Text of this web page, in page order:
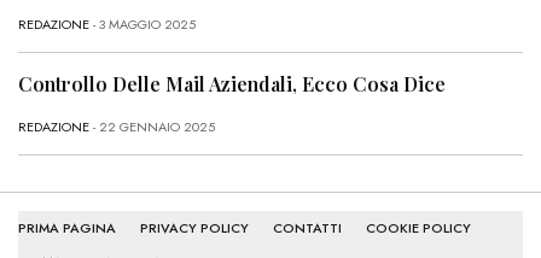
REDAZIONE- 3 MAGGIO 2025
Controllo Delle Mail Aziendali, Ecco Cosa Dice
REDAZIONE- 22 GENNAIO 2025
PRIMA PAGINA PRIVACY POLICY CONTATTI
COOKIE POLICY